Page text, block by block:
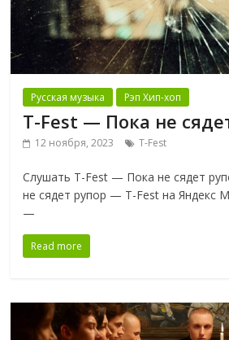
Русская музыка Рэп Хип-хоп
T-Fest — Пока не
12 ноября, 2023 T-Fest
Слушать T-Fest — Пока не сядет
не сядет рупор — T-Fest на Яндекс
—
Read more